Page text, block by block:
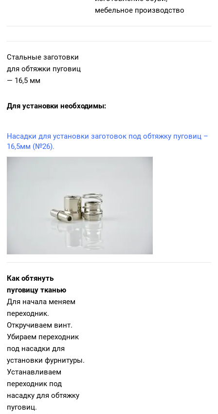
мебельное производство
Стальные заготовки
для обтяжки пуговиц
— 16,5 мм
Для установки необходимы:
Насадки для установки заготовок под обтяжку пуговиц –
16,5мм (№26).
Как обтянуть
пуговицу тканью
Для начала меняем
переходник.
Откручиваем винт.
Убираем переходник
под насадки для
установки фурнитуры.
Устанавливаем
переходник под
насадку для обтяжку
пуговиц.